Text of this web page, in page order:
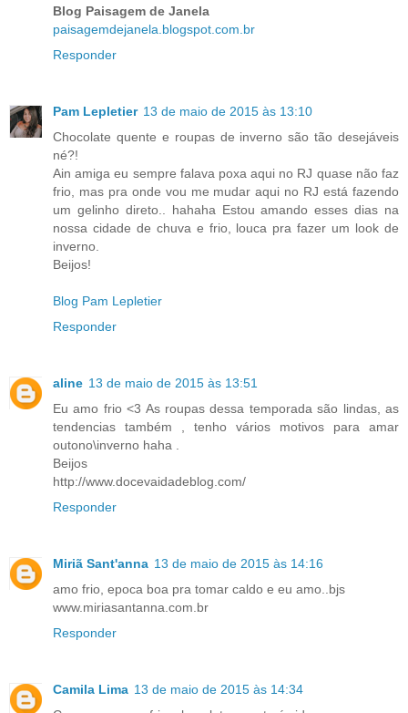
Blog Paisagem de Janela
paisagemdejanela.blogspot.com.br
Responder
Pam Lepletier 13 de maio de 2015 às 13:10
Chocolate quente e roupas de inverno são tão desejáveis
né?!
Ain amiga eu sempre falava poxa aqui no RJ quase não faz
frio, mas pra onde vou me mudar aqui no RJ está fazendo
um gelinho direto.. hahaha Estou amando esses dias na
nossa cidade de chuva e frio, louca pra fazer um look de
inverno.
Beijos!
Blog Pam Lepletier
Responder
aline 13 de maio de 2015 às 13:51
Eu amo frio <3 As roupas dessa temporada são lindas, as
tendencias também , tenho vários motivos para amar
outono\inverno haha .
Beijos
http://www.docevaidadeblog.com/
Responder
Miriã Sant'anna 13 de maio de 2015 às 14:16
amo frio, epoca boa pra tomar caldo e eu amo..bjs
www.miriasantanna.com.br
Responder
Camila Lima 13 de maio de 2015 às 14:34